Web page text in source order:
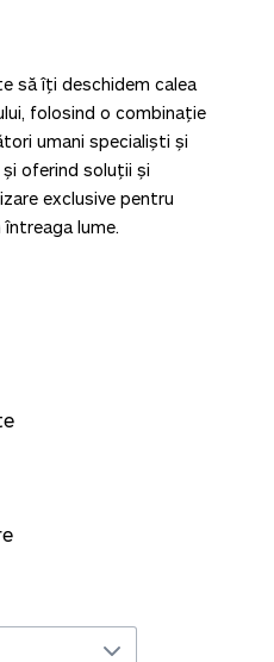
să îți deschidem calea
folosind o combinație
umani specialiști și
oferind soluții și
exclusive pentru
lume.